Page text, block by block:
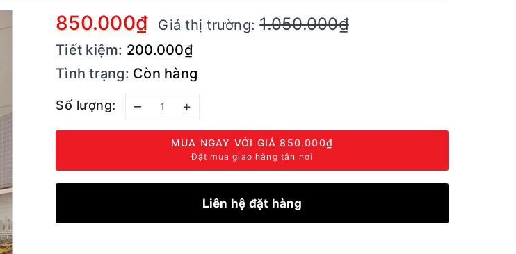
850.000₫ Giá thị trường:1.050.000₫
Tiết kiệm: 200.000₫
Tình trạng: Còn hàng
Số lượng: – +
MUA NGAY VỚI GIÁ850.000₫
Đặt mua giao hàng tận nơi
Liên hệ đặt hàng